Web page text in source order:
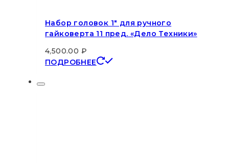
Набор головок 1″ для ручного
гайковерта 11 пред. «Дело Техники»
4,500.00 ₽
ПОДРОБНЕЕ